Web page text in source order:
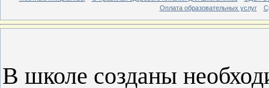
Оплата образовательных услуг
В школе созданы